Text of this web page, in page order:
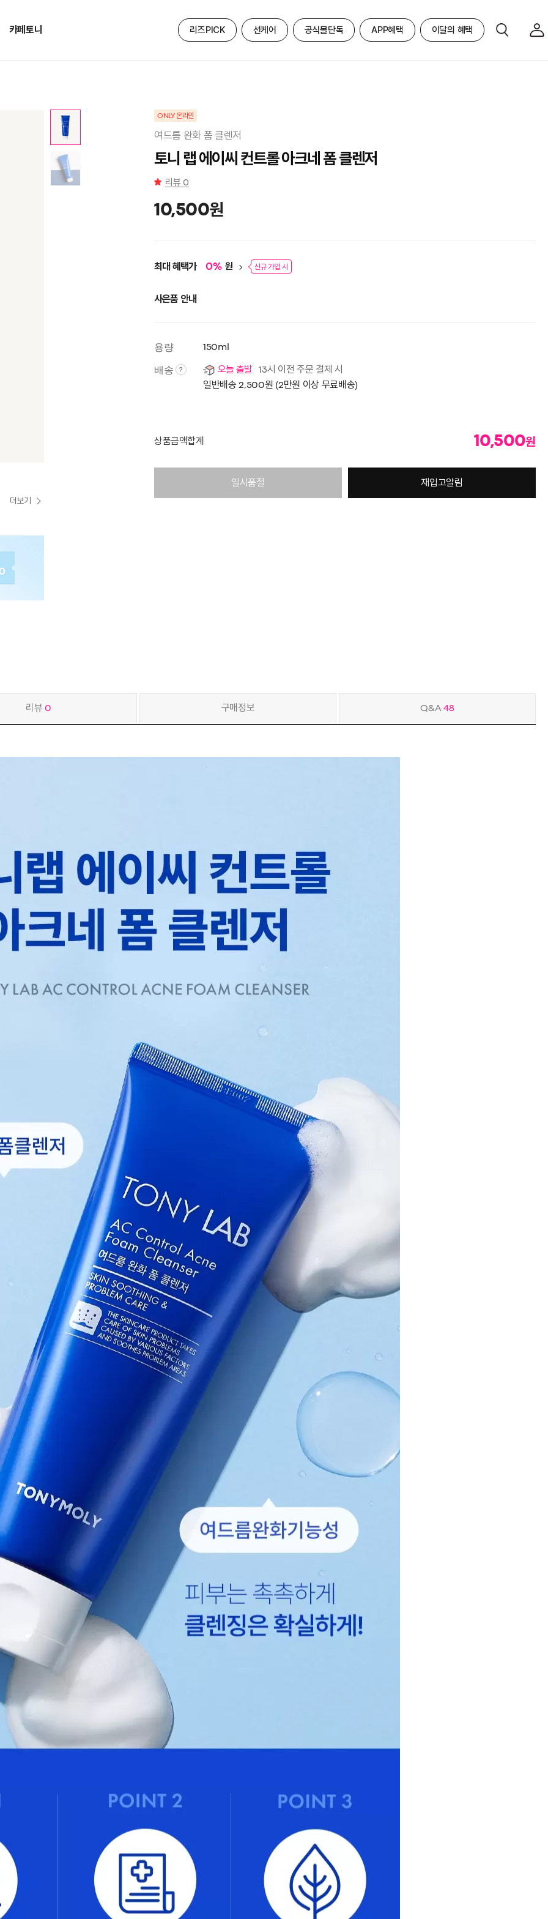
카페토니 리즈PICK 선케어 공식몰단독 APP혜택 이달의 혜택
더보기
ONLY 온라인
여드름 완화 폼 클렌저
토니 랩 에이씨 컨트롤 아크네 폼 클렌저
리뷰 0
10,500원
최대 혜택가 0% 원 신규 가입 시
사은품 안내
용량 150ml
배송 ? 오늘 출발
13시 이전 주문 결제 시
일반배송 2,500원 (2만원 이상 무료배송)
상품금액합계 10,500원
일시품절 재입고알림
리뷰 0 구매정보 Q&A48